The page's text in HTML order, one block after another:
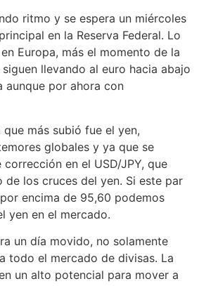
ritmo y se espera un miércoles
en la Reserva Federal. Lo
Europa, más el momento de la
llevando al euro hacia abajo
aunque por ahora con
más subió fue el yen,
globales y ya que se
en el USD/JPY, que
de los cruces del yen. Si este par
encima de 95,60 podemos
yen en el mercado.
un día movido, no solamente
todo el mercado de divisas. La
un alto potencial para mover a